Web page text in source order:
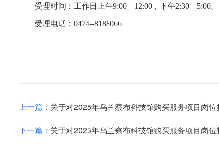
受理时间：工作日上午9:00—12:00，下午2:30—5:00。
受理电话：0474--8188066
上一篇： 关于对2025年乌兰察布科技馆购买服务项目岗
下一篇： 关于对2025年乌兰察布科技馆购买服务项目岗